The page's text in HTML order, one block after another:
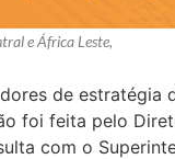
e África Leste,
de
foi feita pelo
com o